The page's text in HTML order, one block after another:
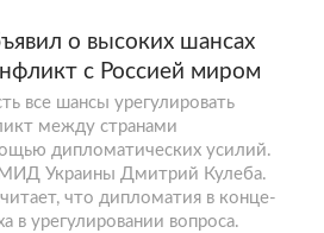
о высоких шансах
с Россией миром
все шансы урегулировать
между странами
дипломатических усилий.
МИД Украины Дмитрий Кулеба.
что дипломатия в конце-
в урегулировании вопроса.